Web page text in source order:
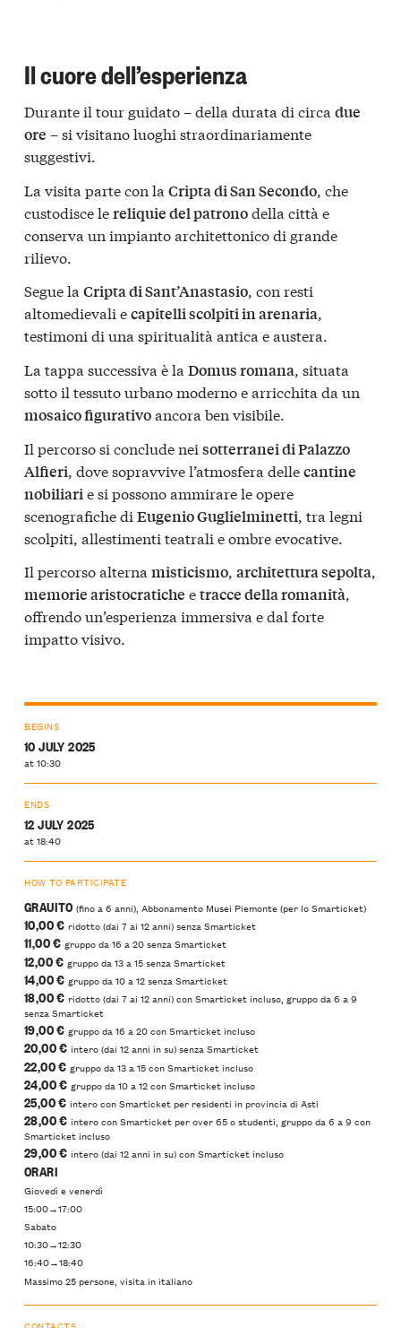
Il cuore dell’esperienza
Durante il tour guidato – della durata di circa due
ore – si visitano luoghi straordinariamente
suggestivi.
La visita parte con la Cripta di San Secondo, che
custodisce lereliquie del patronodella città e
conserva un impianto architettonico di grande
rilievo.
Segue la Cripta di Sant’Anastasio, con resti
altomedievali ecapitelli scolpiti in arenaria,
testimoni di una spiritualità antica e austera.
La tappa successiva è la Domus romana, situata
sotto il tessuto urbano moderno e arricchita da un
mosaico figurativoancora ben visibile.
Il percorso si conclude nei sotterranei di Palazzo
Alfieri , dove sopravvive l’atmosfera dellecantine
nobiliari e si possono ammirare le opere
scenografiche di Eugenio Guglielminetti , tra legni
scolpiti, allestimenti teatrali e ombre evocative.
Il percorso alterna misticismo, architettura sepolta,
memorie aristocratiche etracce della romanità,
offrendo un’esperienza immersiva e dal forte
impatto visivo.
BEGINS
10 JULY 2025
at 10:30
ENDS
12 JULY 2025
at 18:40
HOW TO PARTICIPATE
GRAUITO (fino a 6 anni), Abbonamento Musei Piemonte (per lo Smarticket)
10,00 € ridotto (dai 7 ai 12 anni) senza Smarticket
11,00 € gruppo da 16 a 20 senza Smarticket
12,00 € gruppo da 13 a 15 senza Smarticket
14,00 € gruppo da 10 a 12 senza Smarticket
18,00 € ridotto (dai 7 ai 12 anni) con Smarticket incluso, gruppo da 6 a 9
senza Smarticket
19,00 € gruppo da 16 a 20 con Smarticket incluso
20,00 € intero (dai 12 anni in su) senza Smarticket
22,00 € gruppo da 13 a 15 con Smarticket incluso
24,00 € gruppo da 10 a 12 con Smarticket incluso
25,00 € intero con Smarticket per residenti in provincia di Asti
28,00 € intero con Smarticket per over 65 o studenti, gruppo da 6 a 9 con
Smarticket incluso
29,00 € intero (dai 12 anni in su) con Smarticket incluso
ORARI
Giovedì e venerdì
15:00→17:00
Sabato
10:30→12:30
16:40→18:40
Massimo 25 persone, visita in italiano